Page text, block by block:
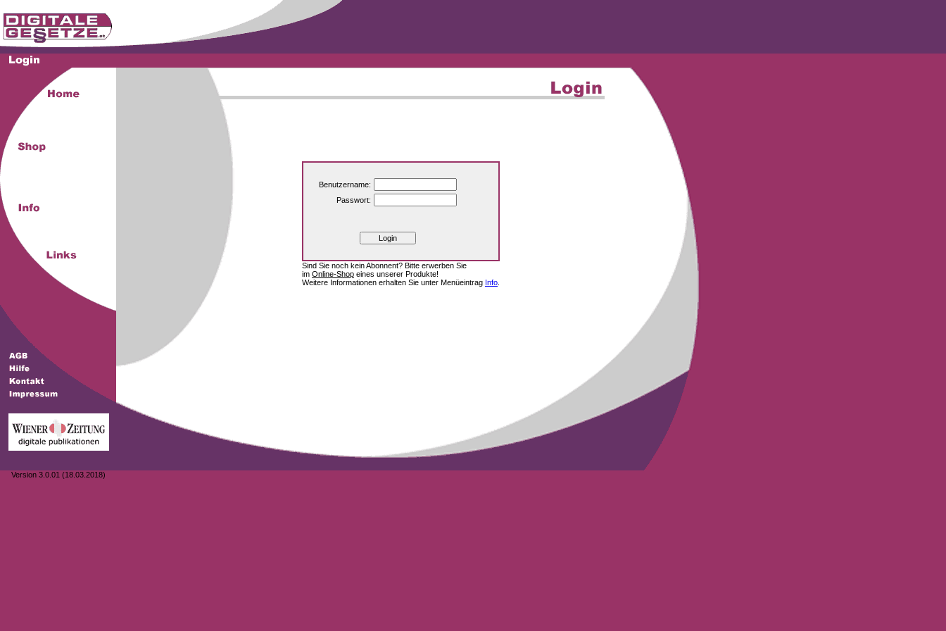
Version 3.0.01 (18.03.2018)
Benutzername:
Passwort:
Sind Sie noch kein Abonnent? Bitte erwerben Sie
im Online-Shop eines unserer Produkte!
Weitere Informationen erhalten Sie unter Menüeintrag Info